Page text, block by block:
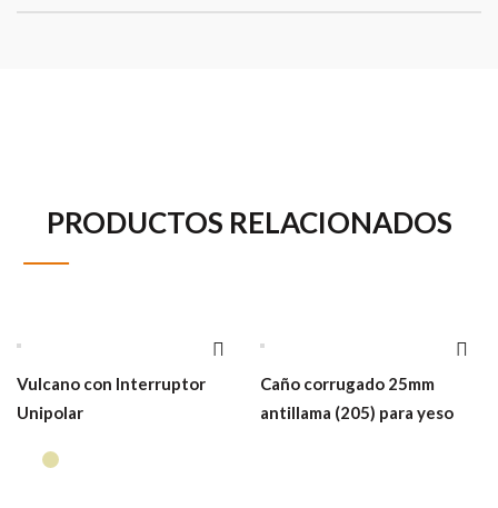
PRODUCTOS RELACIONADOS
Vulcano con Interruptor
Unipolar
Caño corrugado 25mm
antillama (205) para yeso